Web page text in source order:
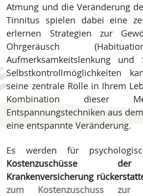
Atmung und die Veränderung
Tinnitus spielen dabei eine
erlernen Strategien zur
Ohrgeräusch
Aufmerksamkeitslenkung und
Selbstkontrollmöglichkeiten
seine zentrale Rolle in Ihrem
Kombination dieser
Entspannungstechniken aus
eine entspannte Veränderung.
Es werden für
Kostenzuschüsse
Krankenversicherung
zum Kostenzuschuss zur